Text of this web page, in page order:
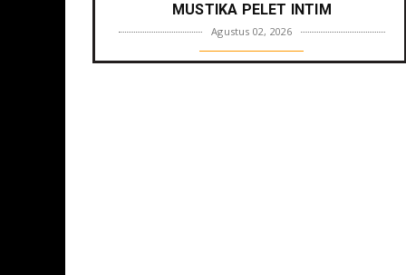
MUSTIKA PELET INTIM
Agustus 02, 2026
GALLERY MUSTIKA